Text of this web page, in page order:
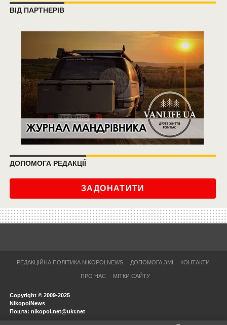
ВІД ПАРТНЕРІВ
ДОПОМОГА РЕДАКЦІЇ
ЗАДОНАТИТИ
РЕДАКЦІЙНА ПОЛІТИКА NIKOPOLNEWS ДОПОМОГА ЗМІ КОНТАКТИ
ПРО НАС МІТКИ САЙТУ
Copyright © 2009-2025
NikopolNews
Пошта: nikopol.net@ukr.net